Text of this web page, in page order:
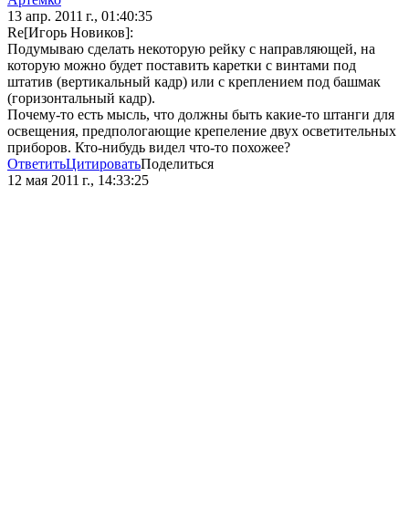
13 апр. 2011 г., 01:40:35
Re[Игорь Новиков]:
Подумываю сделать некоторую рейку с направляющей, на
которую можно будет поставить каретки с винтами под
штатив (вертикальный кадр) или с креплением под башмак
(горизонтальный кадр).
Почему-то есть мысль, что должны быть какие-то штанги для
освещения, предпологающие крепеление двух осветительных
приборов. Кто-нибудь видел что-то похожее?
ОтветитьЦитироватьПоделиться
12 мая 2011 г., 14:33:25